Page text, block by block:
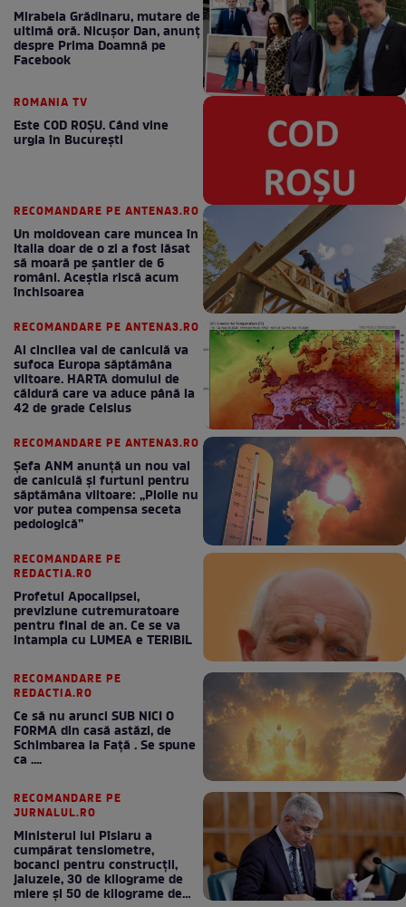
Mirabela Grădinaru, mutare de
ultimă oră. Nicuşor Dan, anunţ
despre Prima Doamnă pe
Facebook
ROMANIA TV
Este COD ROŞU. Când vine
urgia în Bucureşti
RECOMANDARE PE ANTENA3.RO
Un moldovean care muncea în
Italia doar de o zi a fost lăsat
să moară pe şantier de 6
români. Aceștia riscă acum
închisoarea
RECOMANDARE PE ANTENA3.RO
Al cincilea val de caniculă va
sufoca Europa săptămâna
viitoare. HARTA domului de
căldură care va aduce până la
42 de grade Celsius
RECOMANDARE PE ANTENA3.RO
Șefa ANM anunță un nou val
de caniculă și furtuni pentru
săptămâna viitoare: „Ploile nu
vor putea compensa seceta
pedologică”
RECOMANDARE PE
REDACTIA.RO
Profetul Apocalipsei,
previziune cutremuratoare
pentru final de an. Ce se va
intampla cu LUMEA e TERIBIL
RECOMANDARE PE
REDACTIA.RO
Ce să nu arunci SUB NICI O
FORMA din casă astăzi, de
Schimbarea la Față . Se spune
ca ....
RECOMANDARE PE
JURNALUL.RO
Ministerul lui Pîslaru a
cumpărat tensiometre,
bocanci pentru construcții,
jaluzele, 30 de kilograme de
miere și 50 de kilograme de